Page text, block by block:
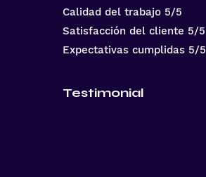
Calidad del trabajo 5/5
Satisfacción del cliente 5/5
Expectativas cumplidas 5/5
Testimonial